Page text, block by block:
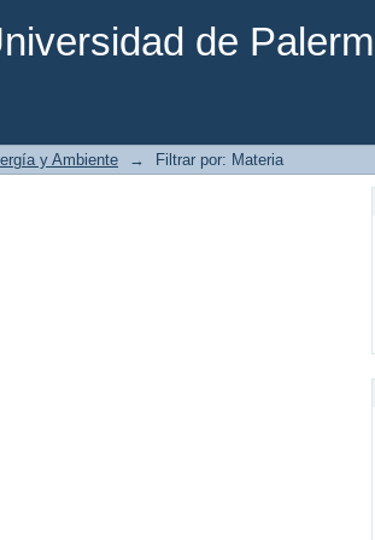
de
y Ambiente → Filtrar por: Materia